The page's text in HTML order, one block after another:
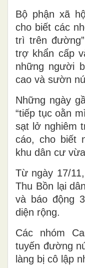
Bộ phận xã
cho biết các
trì trên
trợ khẩn cấp
những người
cao và sườn
Những ngày
“tiếp tục oằn
sạt lở nghiêm
cáo, cho biết
khu dân cư
Từ ngày 17/
Thu Bồn lại
và báo động
diện rộng.
Các nhóm
tuyến đường
làng bị cô lập